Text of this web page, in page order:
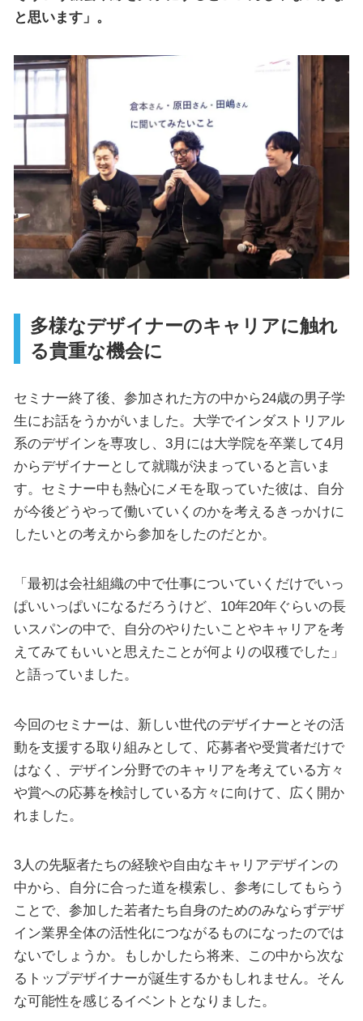
と思います」。
多様なデザイナーのキャリアに触れ
る貴重な機会に
セミナー終了後、参加された方の中から24歳の男子学
生にお話をうかがいました。大学でインダストリアル
系のデザインを専攻し、3月には大学院を卒業して4月
からデザイナーとして就職が決まっていると言いま
す。セミナー中も熱心にメモを取っていた彼は、自分
が今後どうやって働いていくのかを考えるきっかけに
したいとの考えから参加をしたのだとか。
「最初は会社組織の中で仕事についていくだけでいっ
ぱいいっぱいになるだろうけど、10年20年ぐらいの長
いスパンの中で、自分のやりたいことやキャリアを考
えてみてもいいと思えたことが何よりの収穫でした」
と語っていました。
今回のセミナーは、新しい世代のデザイナーとその活
動を支援する取り組みとして、応募者や受賞者だけで
はなく、デザイン分野でのキャリアを考えている方々
や賞への応募を検討している方々に向けて、広く開か
れました。
3人の先駆者たちの経験や自由なキャリアデザインの
中から、自分に合った道を模索し、参考にしてもらう
ことで、参加した若者たち自身のためのみならずデザ
イン業界全体の活性化につながるものになったのでは
ないでしょうか。もしかしたら将来、この中から次な
るトップデザイナーが誕生するかもしれません。そん
な可能性を感じるイベントとなりました。